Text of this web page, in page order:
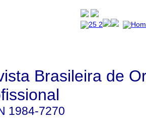
Brasileira de
1984-7270